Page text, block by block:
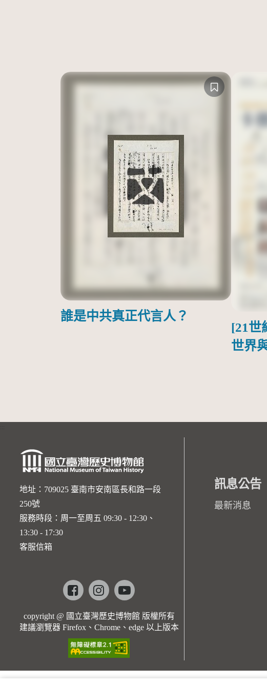
誰是中共真正代言人？
[21世
世界
地址：709025 臺南市安南區長和路一段
250號
服務時段：周一至周五 09:30 - 12:30、
13:30 - 17:30
客服信箱
Facebookinstagramyoutube
copyright @ 國立臺灣歷史博物館 版權所有
建議瀏覽器 Firefox、Chrome、edge 以上版本
訊息公告
最新消息